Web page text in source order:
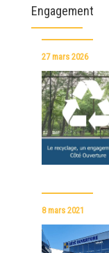
Engagement
27 mars 2026
8 mars 2021